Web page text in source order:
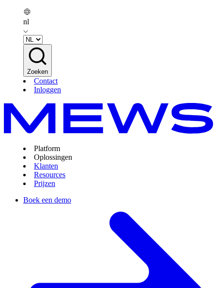
nl
Zoeken
Contact
Inloggen
Platform
Oplossingen
Klanten
Resources
Prijzen
Boek een demo